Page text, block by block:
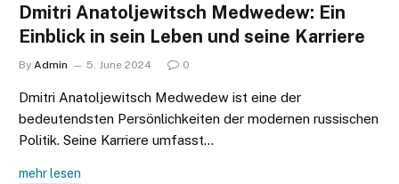
Dmitri Anatoljewitsch Medwedew: Ein
Einblick in sein Leben und seine Karriere
By Admin 5. June 2024 0
Dmitri Anatoljewitsch Medwedew ist eine der
bedeutendsten Persönlichkeiten der modernen russischen
Politik. Seine Karriere umfasst…
mehr lesen